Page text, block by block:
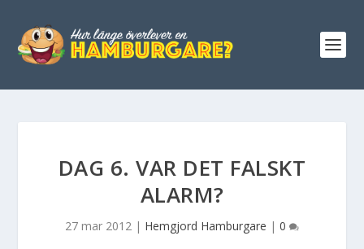
DAG 6. VAR DET FALSKT
ALARM?
27 mar 2012 | Hemgjord Hamburgare | 0